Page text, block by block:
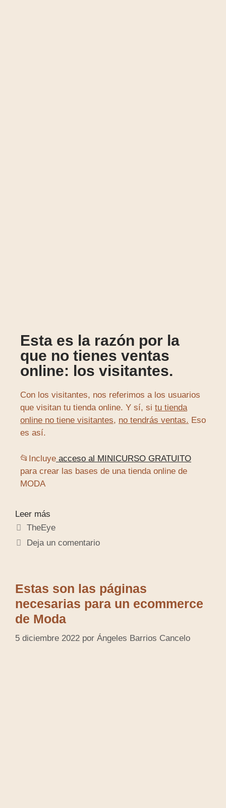
Esta es la razón por la
que no tienes ventas
online: los visitantes.
Con los visitantes, nos referimos a los usuarios
que visitan tu tienda online. Y sí, si tu tienda
online no tiene visitantes, no tendrás ventas. Eso
es así.
📂Incluye acceso al MINICURSO GRATUITO
para crear las bases de una tienda online de
MODA
Leer más
TheEye
Deja un comentario
Estas son las páginas
necesarias para un ecommerce
de Moda
5 diciembre 2022 por Ángeles Barrios Cancelo